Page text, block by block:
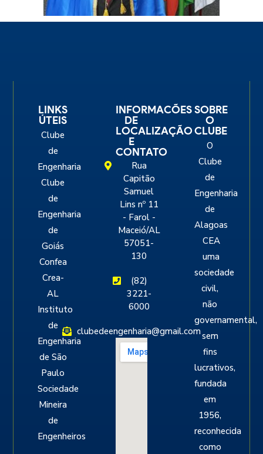
LINKS
ÚTEIS
Clube
de
Engenharia
Clube
de
Engenharia
de
Goiás
Confea
Crea-
AL
Instituto
de
Engenharia
de São
Paulo
Sociedade
Mineira
de
Engenheiros
INFORMACÕES
DE
LOCALIZAÇÃO
E
CONTATO
Rua
Capitão
Samuel
Lins nº 11
- Farol -
Maceió/AL
57051-
130
(82)
3221-
6000
clubedeengenharia@gmail.com
SOBRE
O
CLUBE
O
Clube
de
Engenharia
de
Alagoas
CEA
uma
sociedade
civil,
não
governamental,
sem
fins
lucrativos,
fundada
em
1956,
reconhecida
como